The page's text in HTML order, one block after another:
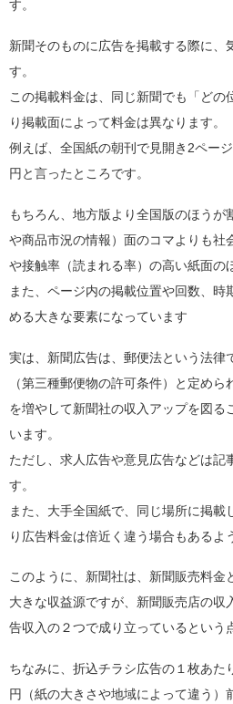
す。
新聞そのものに広告を掲載する際に、
す。
この掲載料金は、同じ新聞でも「どの
り掲載面によって料金は異なります。
例えば、全国紙の朝刊で見開き2ペー
円と言ったところです。
もちろん、地方版より全国版のほうが
や商品市況の情報）面のコマよりも社
や接触率（読まれる率）の高い紙面の
また、ページ内の掲載位置や回数、時
める大きな要素になっています
実は、新聞広告は、郵便法という法律
（第三種郵便物の許可条件）と定め
を増やして新聞社の収入アップを図る
います。
ただし、求人広告や意見広告などは記
す。
また、大手全国紙で、同じ場所に掲載
り広告料金は倍近く違う場合もあるよ
このように、新聞社は、新聞販売料金
大きな収益源ですが、新聞販売店の収
告収入の２つで成り立っているという
ちなみに、折込チラシ広告の１枚あた
円（紙の大きさや地域によって違う）